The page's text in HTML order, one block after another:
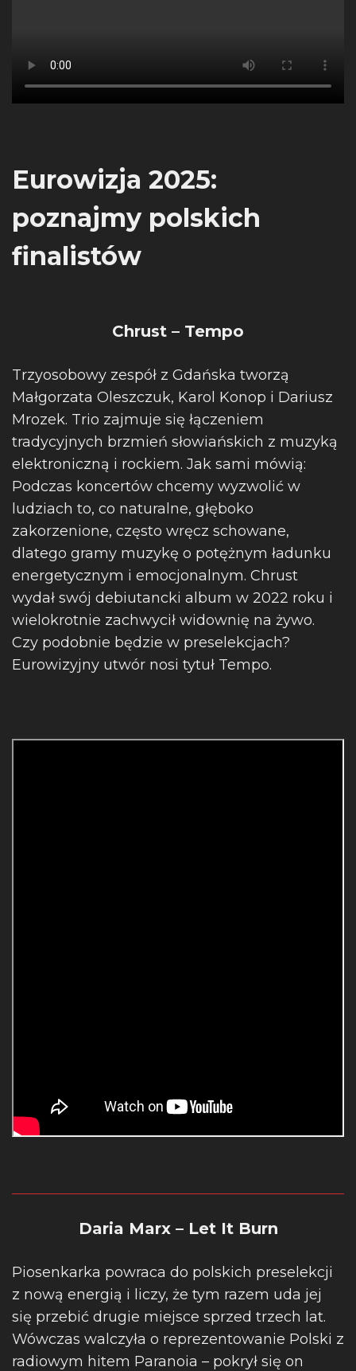
Eurowizja 2025:
poznajmy polskich
finalistów
Chrust – Tempo
Trzyosobowy zespół z Gdańska tworzą
Małgorzata Oleszczuk, Karol Konop i Dariusz
Mrozek. Trio zajmuje się łączeniem
tradycyjnych brzmień słowiańskich z muzyką
elektroniczną i rockiem. Jak sami mówią:
Podczas koncertów chcemy wyzwolić w
ludziach to, co naturalne, głęboko
zakorzenione, często wręcz schowane,
dlatego gramy muzykę o potężnym ładunku
energetycznym i emocjonalnym. Chrust
wydał swój debiutancki album w 2022 roku i
wielokrotnie zachwycił widownię na żywo.
Czy podobnie będzie w preselekcjach?
Eurowizyjny utwór nosi tytuł Tempo.
Daria Marx – Let It Burn
Piosenkarka powraca do polskich preselekcji
z nową energią i liczy, że tym razem uda jej
się przebić drugie miejsce sprzed trzech lat.
Wówczas walczyła o reprezentowanie Polski z
radiowym hitem Paranoia – pokrył się on